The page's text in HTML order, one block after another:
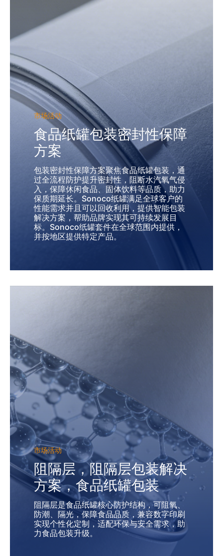
市场活动
食品纸罐包装密封性保障
方案
包装密封性保障方案聚焦食品纸罐包装，通
过全流程防护提升密封性，阻断水汽氧气侵
入，保障休闲食品、固体饮料等品质，助力
保质期延长。Sonoco纸罐满足全球客户的
性能需求并且可以回收利用，提供智能包装
解决方案，帮助品牌实现其可持续发展目
标。Sonoco纸罐套件在全球范围内提供，
并按地区提供特定产品。
市场活动
阻隔层，阻隔层包装解决
方案，食品纸罐包装
阻隔层是食品纸罐核心防护结构，可阻氧、
防潮、隔光，保障食品品质，兼容数字印刷
实现个性化定制，适配环保与安全需求，助
力食品包装升级。